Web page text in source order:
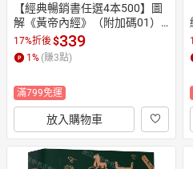
【經典暢銷書任選4本500】圖
解《黃帝內經》（附加碼01）
丨天龍圖書簡體字專賣店丨978
755762979301 (tl2605_中智)
17%折後$339
1 % (賺3點)
滿799免運
放入購物車